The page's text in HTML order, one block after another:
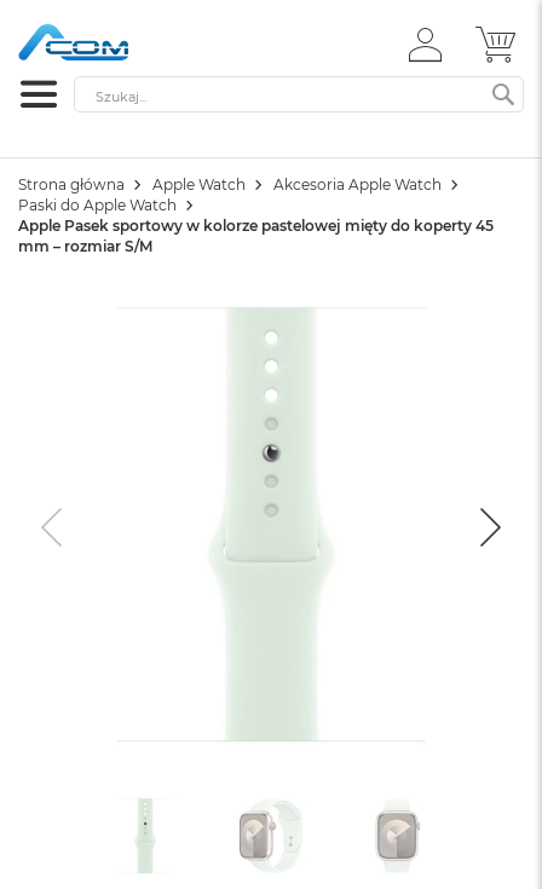
ZALOGUJ
SIĘ
Szukaj
Strona główna Apple Watch
Akcesoria Apple Watch
Paski do Apple Watch
Apple Pasek sportowy w kolorze pastelowej mięty do koperty 45
mm – rozmiar S/M